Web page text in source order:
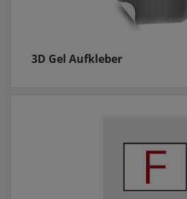
3D Gel Aufkleber